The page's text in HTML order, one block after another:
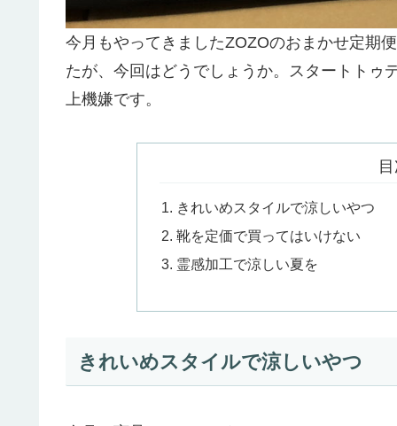
今月もやってきましたZOZOのおまかせ定期
たが、今回はどうでしょうか。スタートトゥ
上機嫌です。
きれいめスタイルで涼しいやつ
靴を定価で買ってはいけない
霊感加工で涼しい夏を
きれいめスタイルで涼しいやつ